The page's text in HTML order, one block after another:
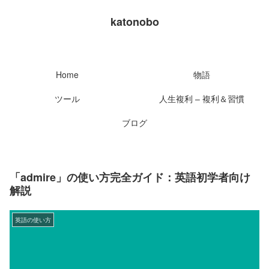
katonobo
Home
物語
ツール
人生複利 – 複利＆習慣
ブログ
「admire」の使い方完全ガイド：英語初学者向け
解説
英語の使い方